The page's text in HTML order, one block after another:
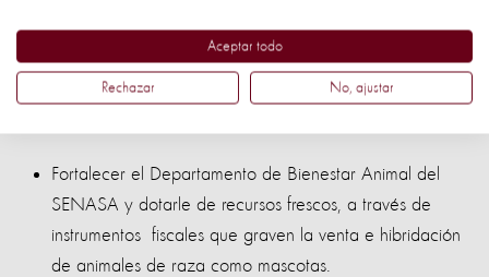
Promover una reforma al artículo 2° de la Ley
Fundamental de Educación, para incluir el respeto a
toda forma de vida dentro de los planes de la
Fortalecer el Departamento de Bienestar Animal del
SENASA y dotarle de recursos frescos, a través de
instrumentos fiscales que graven la venta e hibridación
de animales de raza como mascotas.
Aceptar todo
Rechazar No, ajustar